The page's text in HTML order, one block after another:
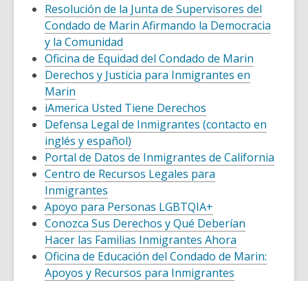
Resolución de la Junta de Supervisores del
Condado de Marin Afirmando la Democracia
y la Comunidad
Oficina de Equidad del Condado de Marin
Derechos y Justicia para Inmigrantes en
Marin
iAmerica Usted Tiene Derechos
Defensa Legal de Inmigrantes (contacto en
inglés y español)
Portal de Datos de Inmigrantes de California
Centro de Recursos Legales para
Inmigrantes
Apoyo para Personas LGBTQIA+
Conozca Sus Derechos y Qué Deberían
Hacer las Familias Inmigrantes Ahora
Oficina de Educación del Condado de Marin:
Apoyos y Recursos para Inmigrantes